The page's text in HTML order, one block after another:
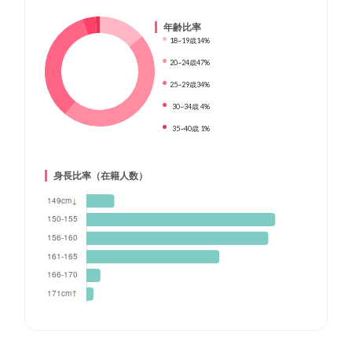
年齢比率
18~19歳14%
20~24歳47%
25~29歳34%
30~34歳 4%
35~40歳 1%
身長比率（在籍人数）